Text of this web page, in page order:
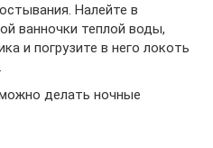
Налейте в
ванночки теплой воды,
и погрузите в него локоть
делать ночные